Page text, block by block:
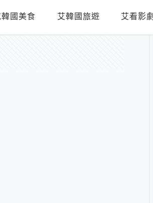
韓國美食 艾韓國旅遊 艾看影劇